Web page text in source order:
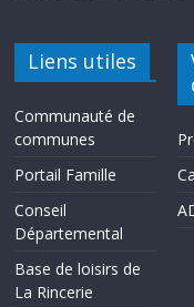
Liens utiles
Communauté de
communes
Portail Famille
Conseil
Départemental
Base de loisirs de
La Rincerie